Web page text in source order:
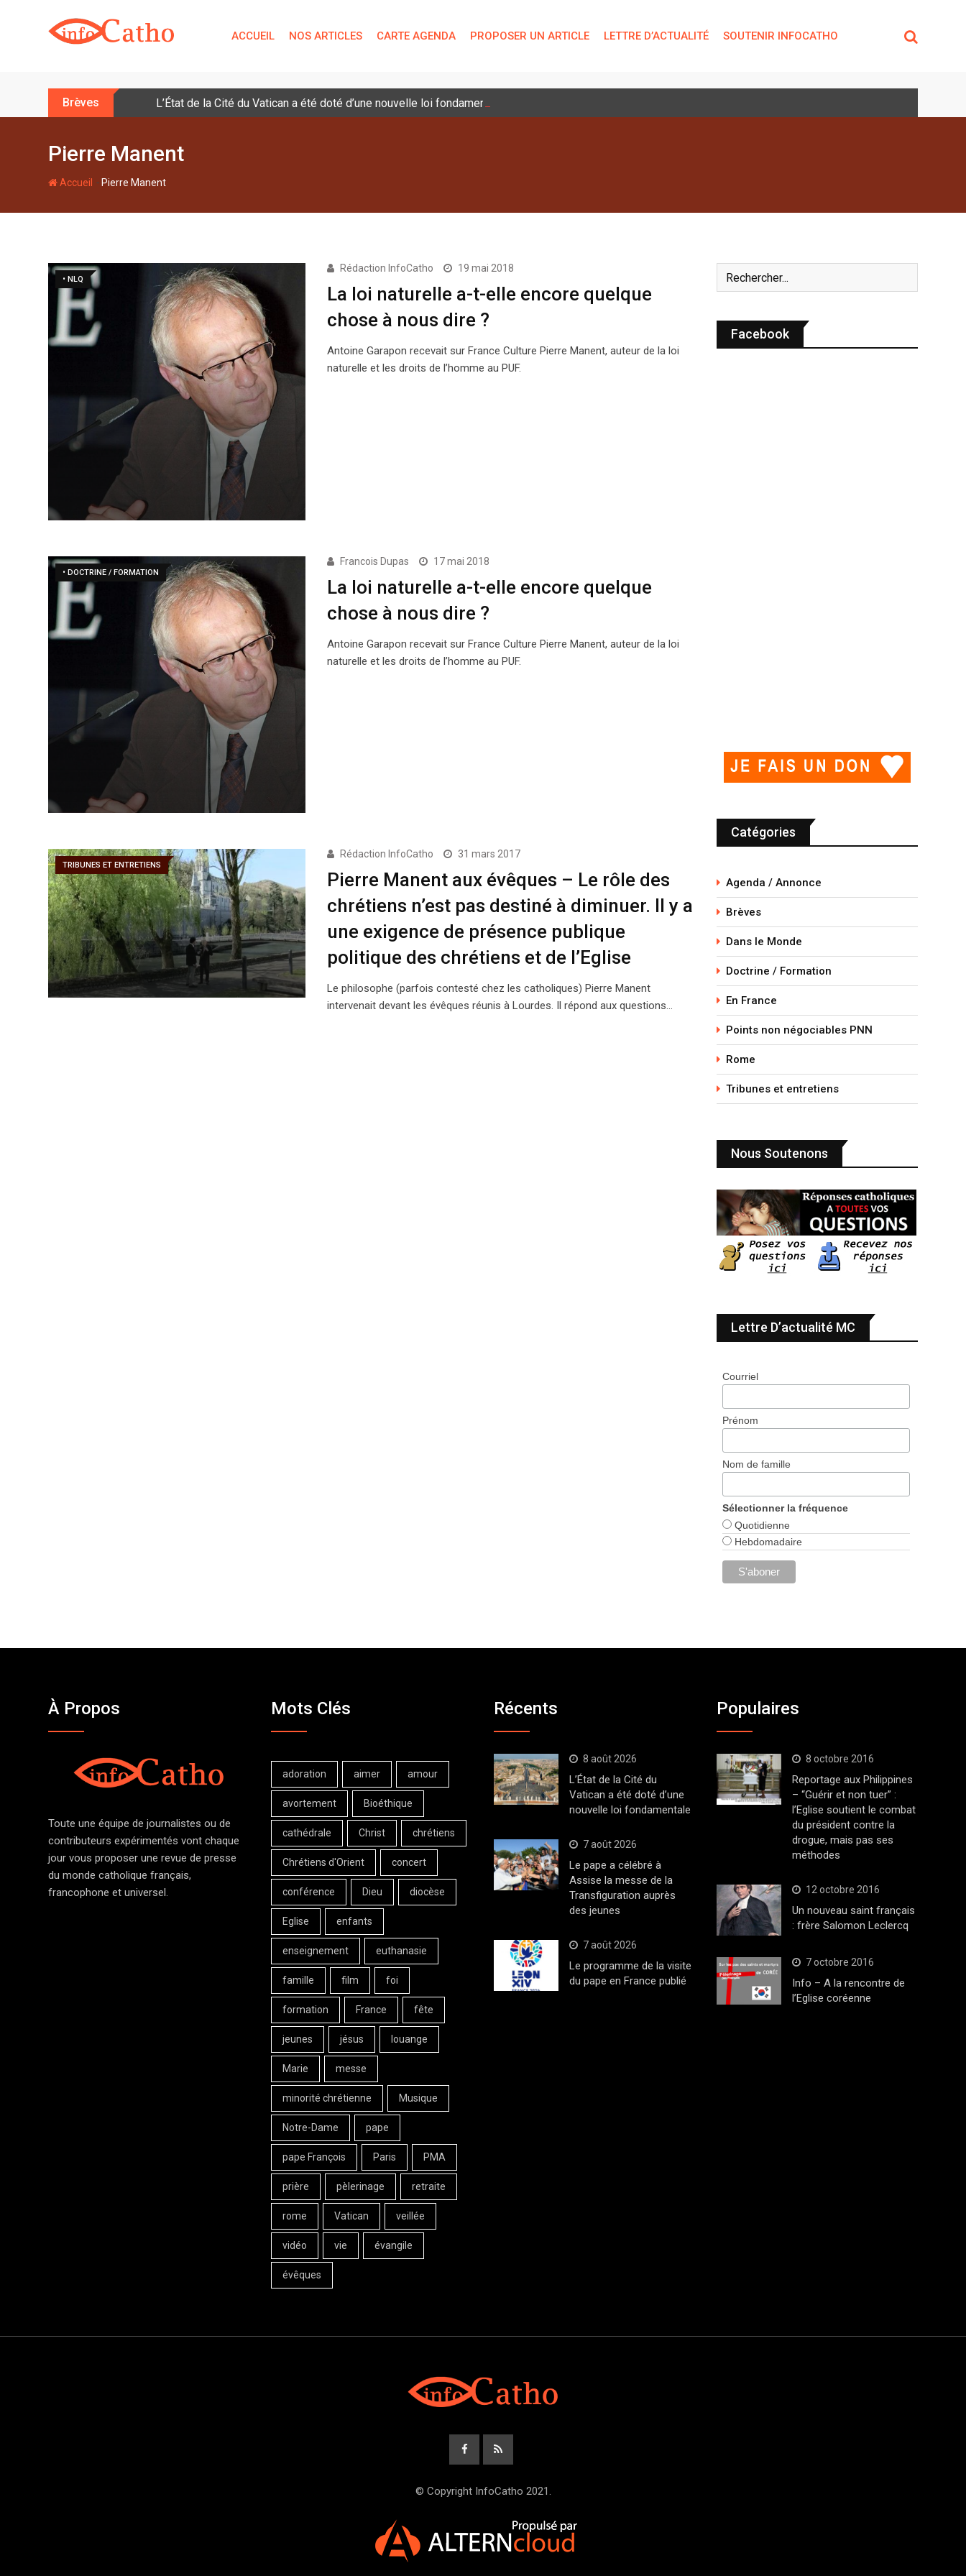
t
ACCUEIL NOS ARTICLES CARTE AGENDA PROPOSER UN ARTICLE LETTRE D’ACTUALITÉ SOUTENIR INFOCATHO
Brèves L’État de la Cité du Vatican a été doté d’une nouvelle loi fondamentale
Pierre Manent
Accueil - Pierre Manent
• NLQ
Rédaction InfoCatho 19 mai 2018
La loi naturelle a-t-elle encore quelque
chose à nous dire ?
Antoine Garapon recevait sur France Culture Pierre Manent, auteur de la loi
naturelle et les droits de l’homme au PUF.
• DOCTRINE / FORMATION
Francois Dupas 17 mai 2018
La loi naturelle a-t-elle encore quelque
chose à nous dire ?
Antoine Garapon recevait sur France Culture Pierre Manent, auteur de la loi
naturelle et les droits de l’homme au PUF.
TRIBUNES ET ENTRETIENS
Rédaction InfoCatho 31 mars 2017
Pierre Manent aux évêques – Le rôle des
chrétiens n’est pas destiné à diminuer. Il y a
une exigence de présence publique
politique des chrétiens et de l’Eglise
Le philosophe (parfois contesté chez les catholiques) Pierre Manent
intervenait devant les évêques réunis à Lourdes. Il répond aux questions…
Facebook
Catégories
Agenda / Annonce
Brèves
Dans le Monde
Doctrine / Formation
En France
Points non négociables PNN
Rome
Tribunes et entretiens
Nous Soutenons
Lettre D’actualité MC
Courriel
Prénom
Nom de famille
Sélectionner la fréquence
Quotidienne
Hebdomadaire
À Propos
Toute une équipe de journalistes ou de
contributeurs expérimentés vont chaque
jour vous proposer une revue de presse
du monde catholique français,
francophone et universel.
Mots Clés
adoration aimer amour
avortement Bioéthique
cathédrale Christ chrétiens
Chrétiens d'Orient concert
conférence Dieu diocèse
Eglise enfants
enseignement euthanasie
famille film foi
formation France fête
jeunes jésus louange
Marie messe
minorité chrétienne Musique
Notre-Dame pape
pape François Paris PMA
prière pèlerinage retraite
rome Vatican veillée
vidéo vie évangile
évêques
Récents
8 août 2026
L’État de la Cité du
Vatican a été doté d’une
nouvelle loi fondamentale
7 août 2026
Le pape a célébré à
Assise la messe de la
Transfiguration auprès
des jeunes
7 août 2026
Le programme de la visite
du pape en France publié
Populaires
8 octobre 2016
Reportage aux Philippines
– “Guérir et non tuer” :
l’Eglise soutient le combat
du président contre la
drogue, mais pas ses
méthodes
12 octobre 2016
Un nouveau saint français
: frère Salomon Leclercq
7 octobre 2016
Info – A la rencontre de
l’Eglise coréenne
© Copyright InfoCatho 2021.